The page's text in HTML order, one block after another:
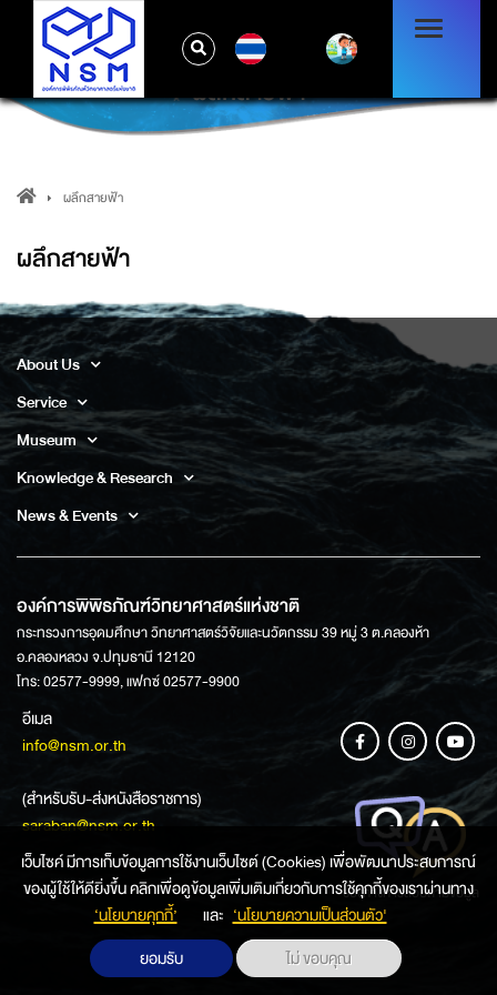
ผลึกสายฟ้า
ผลึกสายฟ้า
ผลึกสายฟ้า
About Us
Service
Museum
Knowledge & Research
News & Events
องค์การพิพิธภัณฑ์วิทยาศาสตร์แห่งชาติ
กระทรวงการอุดมศึกษา วิทยาศาสตร์วิจัยและนวัตกรรม 39 หมู่ 3 ต.คลองห้า
อ.คลองหลวง จ.ปทุมธานี 12120
โทร: 02577-9999, แฟกซ์ 02577-9900
อีเมล
info@nsm.or.th
(สำหรับรับ-ส่งหนังสือราชการ)
saraban@nsm.or.th
ช่องทางการสอบถามข้อมูล
เว็บไซค์ มีการเก็บข้อมูลการใช้งานเว็บไซต์ (Cookies) เพื่อพัฒนาประสบการณ์
ของผู้ใช้ให้ดียิ่งขึ้น คลิกเพื่อดูข้อมูลเพิ่มเติมเกี่ยวกับการใช้คุกกี้ของเราผ่านทาง
‘นโยบายคุกกี้’
และ ‘นโยบายความเป็นส่วนตัว'
ยอมรับ
ไม่ ขอบคุณ